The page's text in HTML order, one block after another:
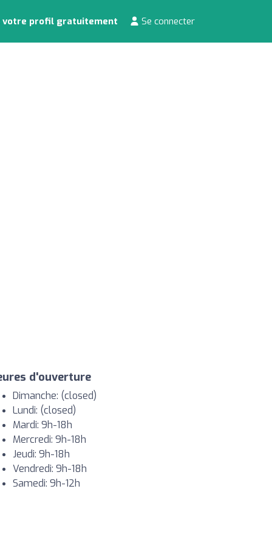
votre profil gratuitement Se connecter
d'ouverture
Dimanche: (closed)
Lundi: (closed)
Mardi: 9h-18h
Mercredi: 9h-18h
Jeudi: 9h-18h
Vendredi: 9h-18h
Samedi: 9h-12h